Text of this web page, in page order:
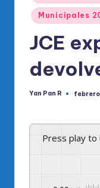
di
O
ci
en
Municipales
JCE
Publicado
Yan Pan R febrero
Press play